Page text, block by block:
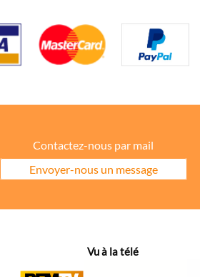
Contactez-nous par mail
Envoyer-nous un message
Vu à la télé
échanges dans votre fil d’actualité.